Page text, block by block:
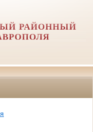
РАЙОННЫЙ